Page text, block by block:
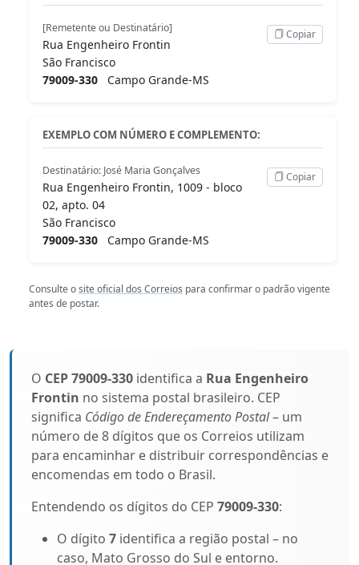
[Remetente ou Destinatário]
Rua Engenheiro Frontin
São Francisco
79009-330 Campo Grande-MS
Copiar
EXEMPLO COM NÚMERO E COMPLEMENTO:
Destinatário: José Maria Gonçalves
Rua Engenheiro Frontin, 1009 - bloco
02, apto. 04
São Francisco
79009-330 Campo Grande-MS
Copiar
Consulte osite oficial dos Correios para confirmar o padrão vigente
antes de postar.
O CEP 79009-330 identifica a Rua Engenheiro
Frontin no sistema postal brasileiro. CEP
significa Código de Endereçamento Postal– um
número de 8 dígitos que os Correios utilizam
para encaminhar e distribuir correspondências e
encomendas em todo o Brasil.
Entendendo os dígitos do CEP 79009-330:
O dígito 7 identifica a região postal – no
caso, Mato Grosso do Sul e entorno.